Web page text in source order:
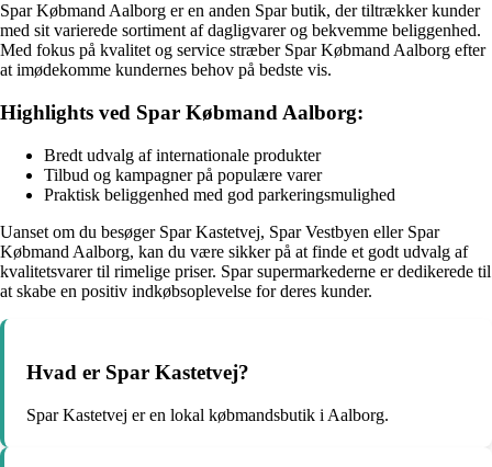
Spar Købmand Aalborg er en anden Spar butik, der tiltrækker kunder
med sit varierede sortiment af dagligvarer og bekvemme beliggenhed.
Med fokus på kvalitet og service stræber Spar Købmand Aalborg efter
at imødekomme kundernes behov på bedste vis.
Highlights ved Spar Købmand Aalborg:
Bredt udvalg af internationale produkter
Tilbud og kampagner på populære varer
Praktisk beliggenhed med god parkeringsmulighed
Uanset om du besøger Spar Kastetvej, Spar Vestbyen eller Spar
Købmand Aalborg, kan du være sikker på at finde et godt udvalg af
kvalitetsvarer til rimelige priser. Spar supermarkederne er dedikerede til
at skabe en positiv indkøbsoplevelse for deres kunder.
Hvad er Spar Kastetvej?
Spar Kastetvej er en lokal købmandsbutik i Aalborg.